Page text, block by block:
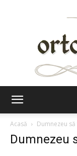
Acasă
Dumnezeu
Dumnezeu